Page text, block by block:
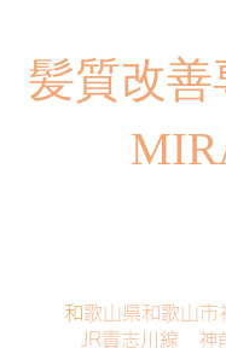
髪質改
​和歌山県和歌山
JR貴志川線 神